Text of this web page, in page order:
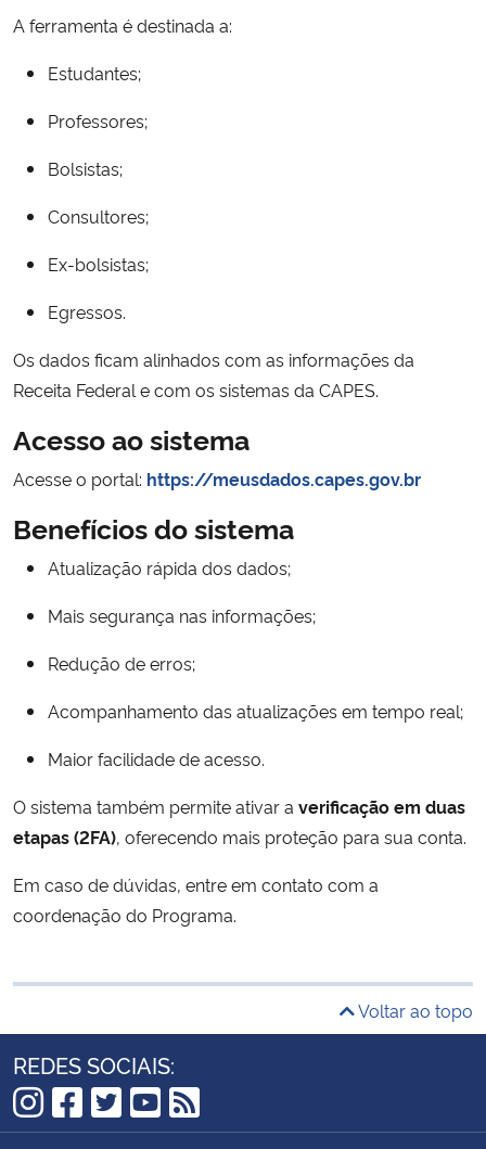
A ferramenta é destinada a:
Estudantes;
Professores;
Bolsistas;
Consultores;
Ex-bolsistas;
Egressos.
Os dados ficam alinhados com as informações da
Receita Federal e com os sistemas da CAPES.
Acesso ao sistema
Acesse o portal: https://meusdados.capes.gov.br
Benefícios do sistema
Atualização rápida dos dados;
Mais segurança nas informações;
Redução de erros;
Acompanhamento das atualizações em tempo real;
Maior facilidade de acesso.
O sistema também permite ativar a verificação em duas
etapas (2FA), oferecendo mais proteção para sua conta.
Em caso de dúvidas, entre em contato com a
coordenação do Programa.
Voltar ao topo
REDES SOCIAIS:
Instagram
Facebook
Twitter
YouTube
RSS